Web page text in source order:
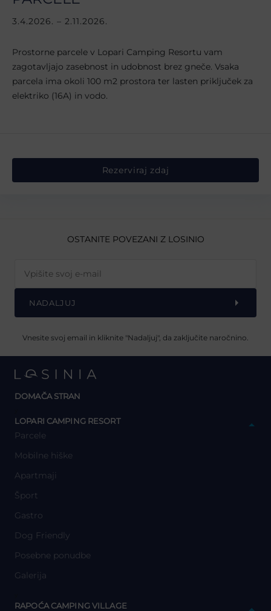
3.4.2026. – 2.11.2026.
Prostorne parcele v Lopari Camping Resortu vam
zagotavljajo zasebnost in udobnost brez gneče. Vsaka
parcela ima okoli 100 m2 prostora ter lasten priključek za
elektriko (16A) in vodo.
Rezerviraj zdaj
OSTANITE POVEZANI Z LOSINIO
NADALJUJ
Vnesite svoj email in kliknite "Nadaljuj", da zaključite naročnino.
DOMAČA STRAN
LOPARI CAMPING RESORT
Parcele
Mobilne hiške
Apartmaji
Šport
Gastro
Dog Friendly
Posebne ponudbe
Galerija
RAPOĆA CAMPING VILLAGE